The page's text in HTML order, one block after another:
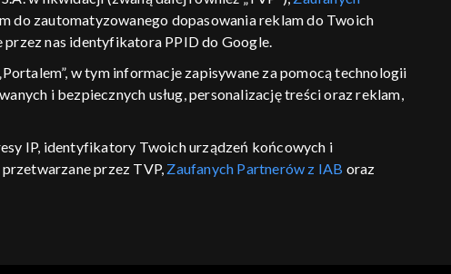
do zautomatyzowanego dopasowania reklam do Twoich
przez nas identyfikatora PPID do Google.
w tym informacje zapisywane za pomocą technologii
i bezpiecznych usług, personalizację treści oraz reklam,
IP, identyfikatory Twoich urządzeń końcowych i
przez TVP, Zaufanych Partnerów z IAB oraz
treści, wyboru spersonalizowanych treści, pomiaru
i ulepszania produktów, zapewnienia
i połączenia źródeł danych offline, łączenia różnych